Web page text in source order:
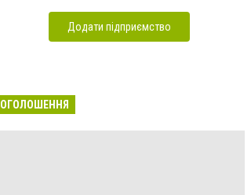
Додати підприємство
ОГОЛОШЕННЯ